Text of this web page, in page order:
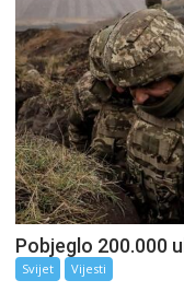
Pobjeglo 200.000
Svijet Vijesti